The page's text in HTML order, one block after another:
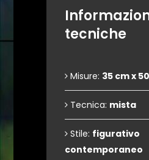
tecniche
Misure: 35 cm x
Tecnica: mista
Stile: figurativo
contemporaneo